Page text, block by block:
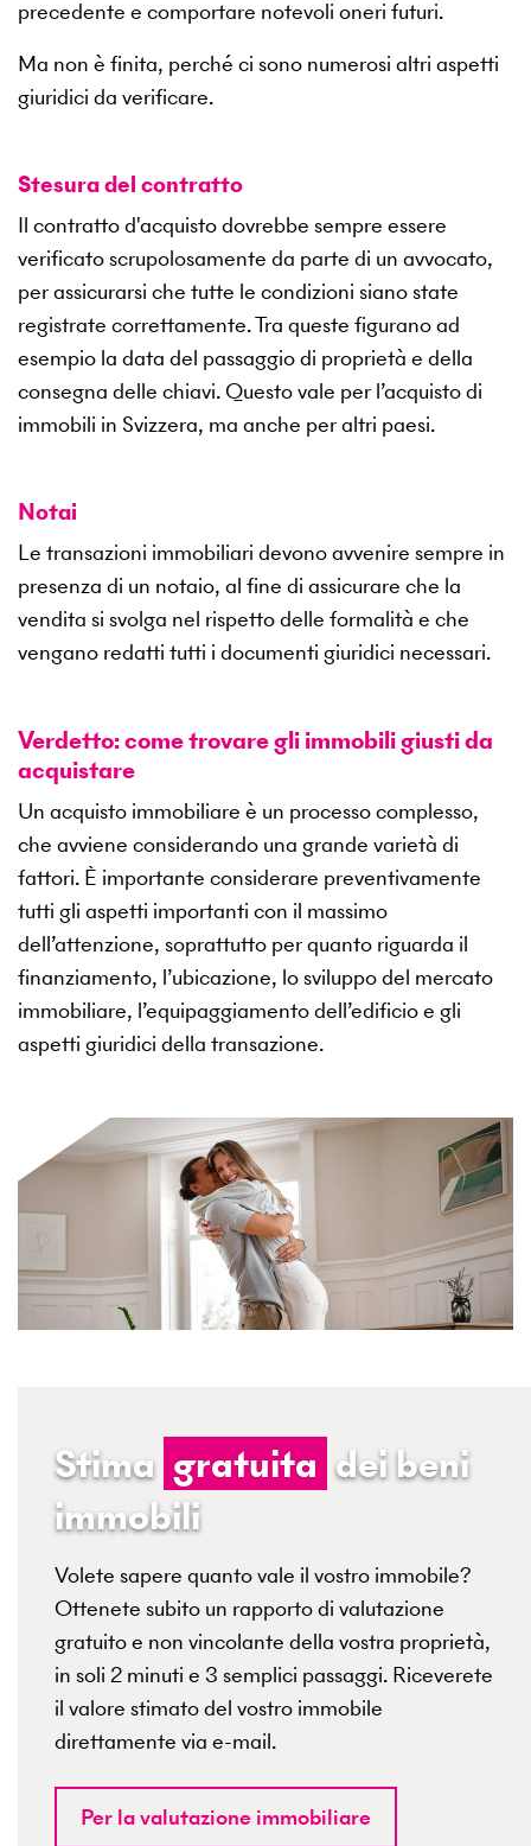
precedente e comportare notevoli oneri futuri.
Ma non è finita, perché ci sono numerosi altri aspetti
giuridici da verificare.
Stesura del contratto
Il contratto d'acquisto dovrebbe sempre essere
verificato scrupolosamente da parte di un avvocato,
per assicurarsi che tutte le condizioni siano state
registrate correttamente. Tra queste figurano ad
esempio la data del passaggio di proprietà e della
consegna delle chiavi. Questo vale per l’acquisto di
immobili in Svizzera, ma anche per altri paesi.
Notai
Le transazioni immobiliari devono avvenire sempre in
presenza di un notaio, al fine di assicurare che la
vendita si svolga nel rispetto delle formalità e che
vengano redatti tutti i documenti giuridici necessari.
Verdetto: come trovare gli immobili giusti da
acquistare
Un acquisto immobiliare è un processo complesso,
che avviene considerando una grande varietà di
fattori. È importante considerare preventivamente
tutti gli aspetti importanti con il massimo
dell’attenzione, soprattutto per quanto riguarda il
finanziamento, l’ubicazione, lo sviluppo del mercato
immobiliare, l’equipaggiamento dell’edificio e gli
aspetti giuridici della transazione.
Stima gratuita dei beni
immobili
Volete sapere quanto vale il vostro immobile?
Ottenete subito un rapporto di valutazione
gratuito e non vincolante della vostra proprietà,
in soli 2 minuti e 3 semplici passaggi. Riceverete
il valore stimato del vostro immobile
direttamente via e-mail.
Per la valutazione immobiliare